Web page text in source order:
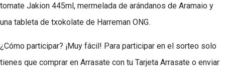
tomate Jakion 445ml, mermelada de arándanos de Aramaio y
una tableta de txokolate de Harreman ONG.
¿Cómo participar? ¡Muy fácil! Para participar en el sorteo solo
tienes que comprar en Arrasate con tu Tarjeta Arrasate o enviar